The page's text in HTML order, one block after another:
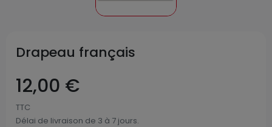
Drapeau français
12,00 €
TTC
Délai de livraison de 3 à 7 jours.